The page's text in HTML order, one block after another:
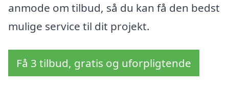
anmode om tilbud, så du kan få den bedst
mulige service til dit projekt.
Få 3 tilbud, gratis og uforpligtende